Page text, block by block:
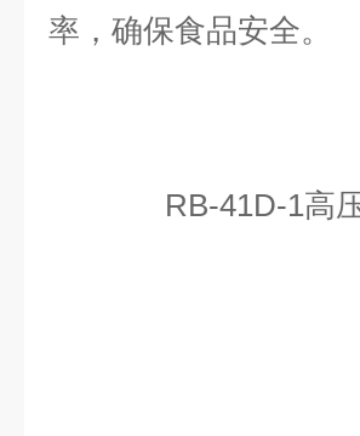
率，确保食品安全。
RB-41D-1高